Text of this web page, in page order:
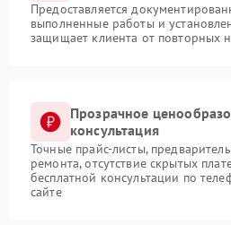
Предоставляется
выполненные работы и
защищает клиента от повторных
Прозрачное
консультация
Точные прайс-листы,
ремонта, отсутствие скрытых
бесплатной консультации по
сайте